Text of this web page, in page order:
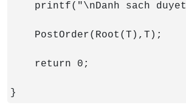
printf("\nDanh sach
    PostOrder(Root(T),T);
    return 0;
}